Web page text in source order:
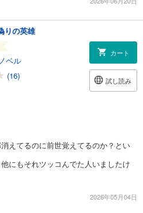
りの英雄
ベル
(16)
カート
試し読み
えてるのに前世覚えてるのか？とい
にもそれツッコんでた人いましたけ
2026年05月04日